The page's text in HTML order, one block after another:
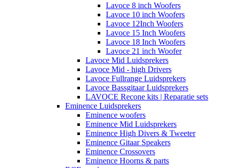
Lavoce 8 inch Woofers
Lavoce 10 inch Woofers
Lavoce 12Inch Woofers
Lavoce 15 Inch Woofers
Lavoce 18 Inch Woofers
Lavoce 21 inch Woofer
Lavoce Mid Luidsprekers
Lavoce Mid - high Drivers
Lavoce Fullrange Luidsprekers
Lavoce Bassgitaar Luidsprekers
LAVOCE Recone kits | Reparatie sets
Eminence Luidsprekers
Eminence woofers
Eminence Mid Luidsprekers
Eminence High Divers & Tweeter
Eminence Gitaar Speakers
Eminence Crossovers
Eminence Hoorns & parts